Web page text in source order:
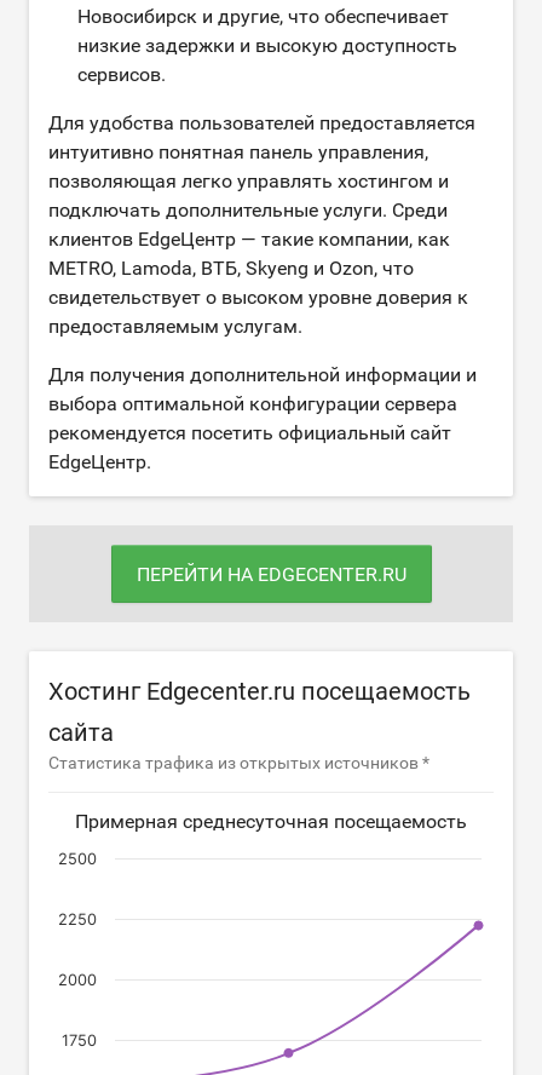
Новосибирск и другие, что обеспечивает
низкие задержки и высокую доступность
сервисов.
Для удобства пользователей предоставляется
интуитивно понятная панель управления,
позволяющая легко управлять хостингом и
подключать дополнительные услуги. Среди
клиентов EdgeЦентр — такие компании, как
METRO, Lamoda, ВТБ, Skyeng и Ozon, что
свидетельствует о высоком уровне доверия к
предоставляемым услугам.
Для получения дополнительной информации и
выбора оптимальной конфигурации сервера
рекомендуется посетить официальный сайт
EdgeЦентр.
ПЕРЕЙТИ НА EDGECENTER.RU
Хостинг Edgecenter.ru посещаемость
сайта
Статистика трафика из открытых источников *
Примерная среднесуточная посещаемость
1750
2000
2250
2500